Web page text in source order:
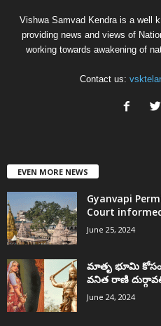
Vishwa Samvad Kendra is a well
providing news and views of
working towards awakening of
Contact us:
EVEN MORE NEWS
Gyanvapi
Court
June 25, 2024
మాతృ భూమి
వనిత రాణి
June 24, 2024